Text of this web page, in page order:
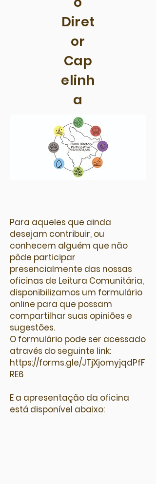
Diret
or
Cap
elinh
a
Para aqueles que ainda
desejam contribuir, ou
conhecem alguém que não
pôde participar
presencialmente das nossas
oficinas de Leitura Comunitária,
disponibilizamos um formulário
online para que possam
compartilhar suas opiniões e
sugestões.
O formulário pode ser acessado
através do seguinte link:
https://forms.gle/JTjXjomyjqdPfF
RE6
​E a apresentação da oficina
está disponível abaixo: